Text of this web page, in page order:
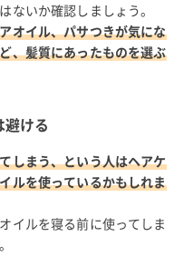
ないか確認しましょう。
オイル、パサつきが気にな
、髪質にあったものを選ぶ
ける
しまう、という人はヘアケ
ルを使っているかもしれま
イルを寝る前に使ってしま